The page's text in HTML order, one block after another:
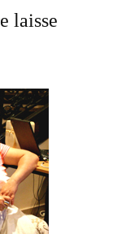
laisse